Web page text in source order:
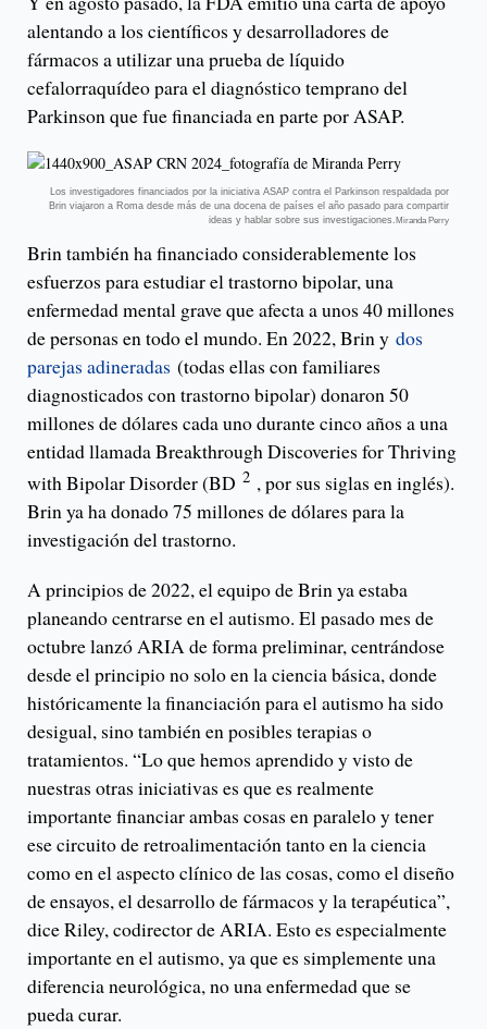
alentando a los científicos y desarrolladores de
fármacos a utilizar una prueba de líquido
cefalorraquídeo para el diagnóstico temprano del
Parkinson que fue financiada en parte por ASAP.
Los investigadores financiados por la iniciativa ASAP contra el Parkinson respaldada por
Brin viajaron a Roma desde más de una docena de países el año pasado para compartir
ideas y hablar sobre sus investigaciones. Miranda Perry
Brin también ha financiado considerablemente los
esfuerzos para estudiar el trastorno bipolar, una
enfermedad mental grave que afecta a unos 40 millones
de personas en todo el mundo. En 2022, Brin y dos
parejas adineradas (todas ellas con familiares
diagnosticados con trastorno bipolar) donaron 50
millones de dólares cada uno durante cinco años a una
entidad llamada Breakthrough Discoveries for Thriving
with Bipolar Disorder (BD 2 , por sus siglas en inglés).
Brin ya ha donado 75 millones de dólares para la
investigación del trastorno.
A principios de 2022, el equipo de Brin ya estaba
planeando centrarse en el autismo. El pasado mes de
octubre lanzó ARIA de forma preliminar, centrándose
desde el principio no solo en la ciencia básica, donde
históricamente la financiación para el autismo ha sido
desigual, sino también en posibles terapias o
tratamientos. “Lo que hemos aprendido y visto de
nuestras otras iniciativas es que es realmente
importante financiar ambas cosas en paralelo y tener
ese circuito de retroalimentación tanto en la ciencia
como en el aspecto clínico de las cosas, como el diseño
de ensayos, el desarrollo de fármacos y la terapéutica”,
dice Riley, codirector de ARIA. Esto es especialmente
importante en el autismo, ya que es simplemente una
diferencia neurológica, no una enfermedad que se
pueda curar.